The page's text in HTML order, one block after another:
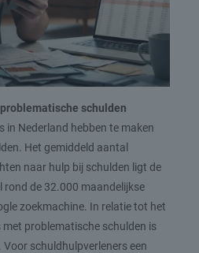
schulden
in Nederland hebben te maken
Het gemiddeld aantal
naar hulp bij schulden ligt de
rond de 32.000 maandelijkse
zoekmachine. In relatie tot het
problematische schulden is
schuldhulpverleners een